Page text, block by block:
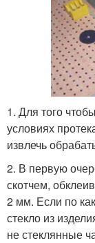
1. Для того
условиях
извлечь
2. В первую
скотчем,
2 мм. Если по
стекло из
не стеклянные